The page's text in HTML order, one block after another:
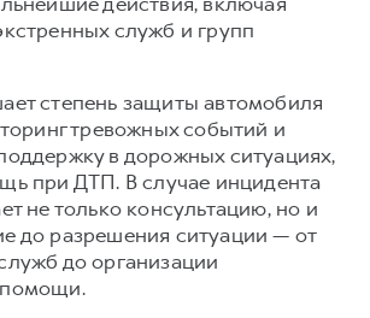
служб и групп
степень защиты автомобиля
тревожных событий и
в дорожных ситуациях,
при ДТП. В случае инцидента
не только консультацию, но и
до разрешения ситуации — от
до организации